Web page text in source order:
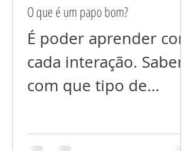
que colocamos foco
cresce! E se você está
prejudicando alguém
energeticamente, com
voltará para você
O que é um papo bom?
É poder aprender com
cada interação. Saber
com que tipo de
interagir. Com